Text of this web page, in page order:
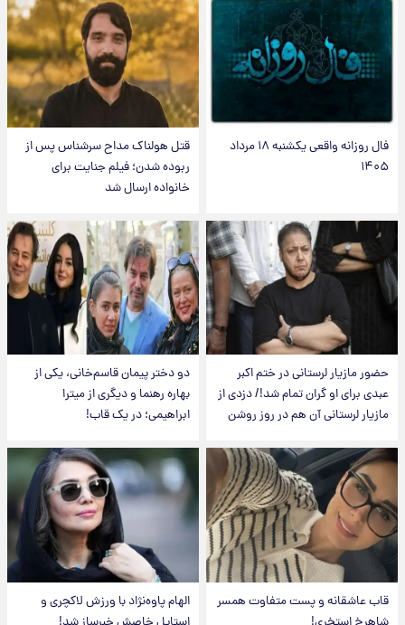
فال روزانه واقعی یکشنبه ۱۸ مرداد
۱۴۰۵
قتل هولناک مداح سرشناس پس از
ربوده شدن؛ فیلم جنایت برای
خانواده ارسال شد
حضور مازیار لرستانی در ختم اکبر
عبدی برای او گران تمام شد!/ دزدی از
مازیار لرستانی آن هم در روز روشن
دو دختر پیمان قاسم‌خانی، یکی از
بهاره رهنما و دیگری از میترا
ابراهیمی؛ در یک قاب!
قاب عاشقانه و پست متفاوت همسر
الهام پاوه‌نژاد با ورزش لاکچری و